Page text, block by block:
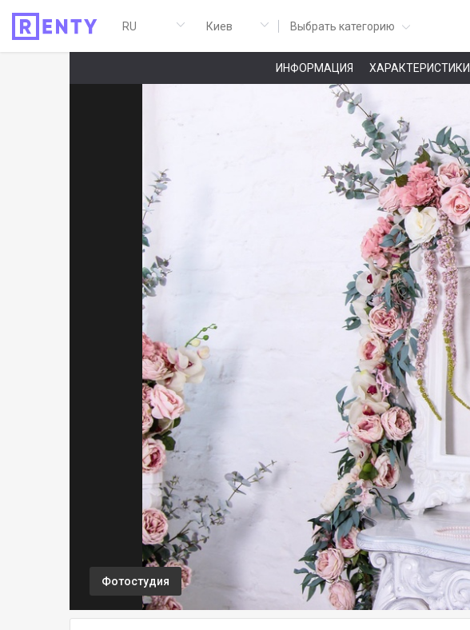
Выбрать категорию
ИНФОРМАЦИЯ ХАРАКТЕРИСТИКИ
Фотостудия